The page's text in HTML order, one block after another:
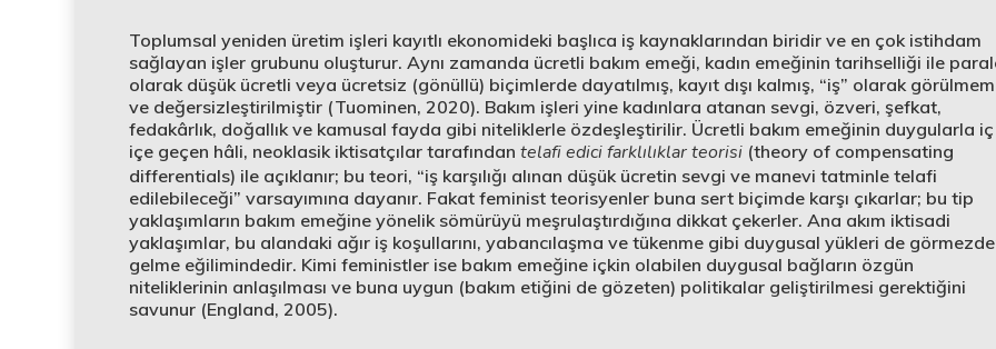
Toplumsal yeniden üretim işleri kayıtlı ekonomideki başlıca iş kaynaklarından biridir ve en çok istihdam
sağlayan işler grubunu oluşturur. Aynı zamanda ücretli bakım emeği, kadın emeğinin tarihselliği ile
olarak düşük ücretli veya ücretsiz (gönüllü) biçimlerde dayatılmış, kayıt dışı kalmış, “iş” olarak
ve değersizleştirilmiştir (Tuominen, 2020). Bakım işleri yine kadınlara atanan sevgi, özveri, şefkat,
fedakârlık, doğallık ve kamusal fayda gibi niteliklerle özdeşleştirilir. Ücretli bakım emeğinin duygularla iç
içe geçen hâli, neoklasik iktisatçılar tarafından telafi edici farklılıklar teorisi(theory of compensating
differentials) ile açıklanır; bu teori, “iş karşılığı alınan düşük ücretin sevgi ve manevi tatminle telafi
edilebileceği” varsayımına dayanır. Fakat feminist teorisyenler buna sert biçimde karşı çıkarlar; bu tip
yaklaşımların bakım emeğine yönelik sömürüyü meşrulaştırdığına dikkat çekerler. Ana akım iktisadi
yaklaşımlar, bu alandaki ağır iş koşullarını, yabancılaşma ve tükenme gibi duygusal yükleri de
gelme eğilimindedir. Kimi feministler ise bakım emeğine içkin olabilen duygusal bağların özgün
niteliklerinin anlaşılması ve buna uygun (bakım etiğini de gözeten) politikalar geliştirilmesi gerektiğini
savunur (England, 2005).